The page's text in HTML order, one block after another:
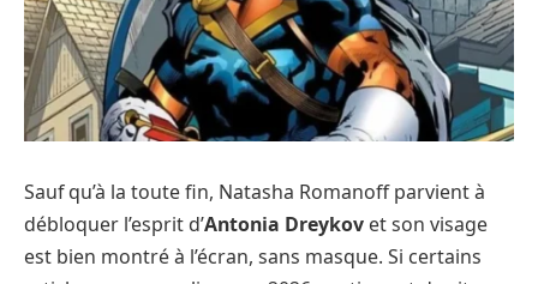
Sauf qu’à la toute fin, Natasha Romanoff parvient à
débloquer l’esprit d’Antonia Dreykov et son visage
est bien montré à l’écran, sans masque. Si certains